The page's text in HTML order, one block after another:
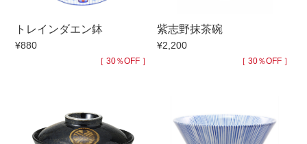
トレインダエン鉢
¥880
［ 30％OFF ］
紫志野抹茶碗
¥2,200
［ 30％OFF ］